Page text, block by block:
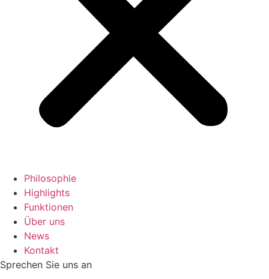
Philosophie
Highlights
Funktionen
Über uns
News
Kontakt
Sprechen Sie uns an